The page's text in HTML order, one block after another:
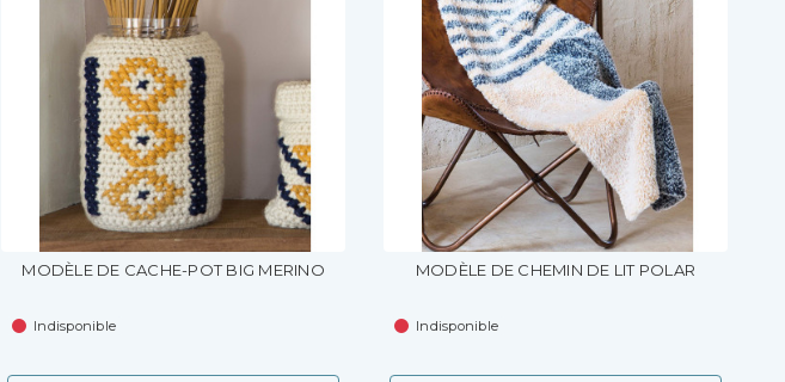
MODÈLE DE CACHE-POT BIG MERINO
Indisponible
MODÈLE DE CHEMIN DE LIT POLAR
Indisponible